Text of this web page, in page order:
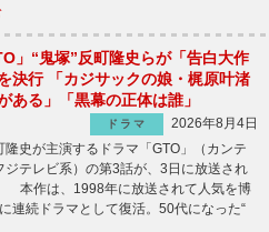
」“鬼塚”反町隆史らが「告白大作
決行 「カジサックの娘・梶原叶渚
ある」「黒幕の正体は誰」
ドラマ
2026年8月4日
史が主演するドラマ「GTO」（カンテ
ジテレビ系）の第3話が、3日に放送され
本作は、1998年に放送されて人気を博
連続ドラマとして復活。50代になった“